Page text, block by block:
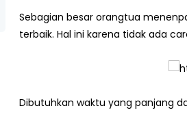
Sebagian besar orangtua
terbaik. Hal ini karena tidak ada
Dibutuhkan waktu yang panjang